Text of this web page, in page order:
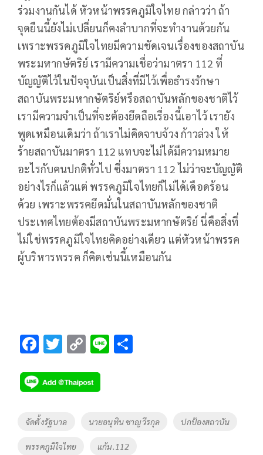
ร่วมงานกันได้ หัวหน้าพรรคภูมิใจไทย กล่าวว่า ถ้า
จุดยืนนี้ยังไม่เปลี่ยนก็คงลำบากที่จะทำงานด้วยกัน
เพราะพรรคภูมิใจไทยมีความชัดเจนเรื่องของสถาบัน
พระมหากษัตริย์ เรามีความเชื่อว่ามาตรา 112 ที่
บัญญัติไว้ในปัจจุบันเป็นสิ่งที่มีไว้เพื่อธำรงรักษา
สถาบันพระมหากษัตริย์หรือสถาบันหลักของชาติไว้
เรามีความจำเป็นที่จะต้องยึดถือเรื่องนี้เอาไว้ เรายัง
พูดเหมือนเดิมว่า ถ้าเราไม่คิดจาบจ้วง ก้าวล่วง ให้
ร้ายสถาบันมาตรา 112 แทบจะไม่ได้มีความหมาย
อะไรกับคนปกติทั่วไป ซึ่งมาตรา 112 ไม่ว่าจะบัญญัติ
อย่างไรก็แล้วแต่ พรรคภูมิใจไทยก็ไม่ได้เดือดร้อน
ด้วย เพราะพรรคยึดมั่นในสถาบันหลักของชาติ
ประเทศไทยต้องมีสถาบันพระมหากษัตริย์ นี่คือสิ่งที่
ไม่ใช่พรรคภูมิใจไทยคิดอย่างเดียว แต่หัวหน้าพรรค
ผู้บริหารพรรค ก็คิดเช่นนี้เหมือนกัน
F
e
b
o
T
tt
er
C
p
y
Li
Li
Tags
จัดตั้งรัฐบาล นายอนุทิน ชาญวีรกุล ปกป้องสถาบัน
พรรคภูมิใจไทย แก้ม.112